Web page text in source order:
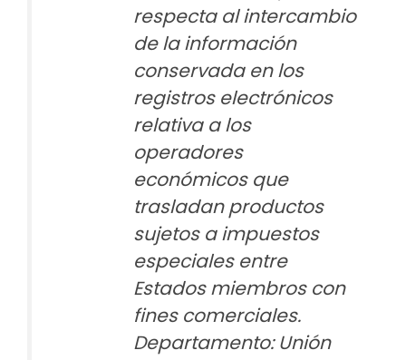
respecta al intercambio
de la información
conservada en los
registros electrónicos
relativa a los
operadores
económicos que
trasladan productos
sujetos a impuestos
especiales entre
Estados miembros con
fines comerciales.
Departamento: Unión